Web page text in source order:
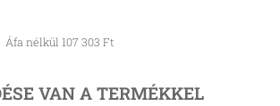
Áfa nélkül 107 303 Ft
VAN A TERMÉKKEL